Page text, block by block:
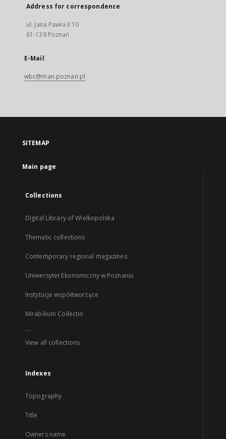
Address for correspondence
ul. Jana Pawła II 10
61-139 Poznań
E-Mail
wbc@man.poznan.pl
SITEMAP
Main page
Collections
Digital Library of Wielkopolska
Thematic collections
Contemporary regional magazines
Uniwersytet Ekonomiczny w Poznaniu
Instytucje współtworzące
Mirabilium Collectio
...
View all collections
Indexes
Topography
Title
Owners name